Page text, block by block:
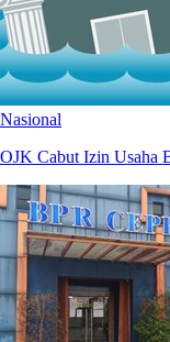
Nasional
OJK Cabut Izin Usaha